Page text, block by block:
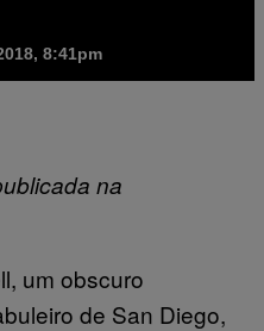
8:41pm
na
um obscuro
de San Diego,